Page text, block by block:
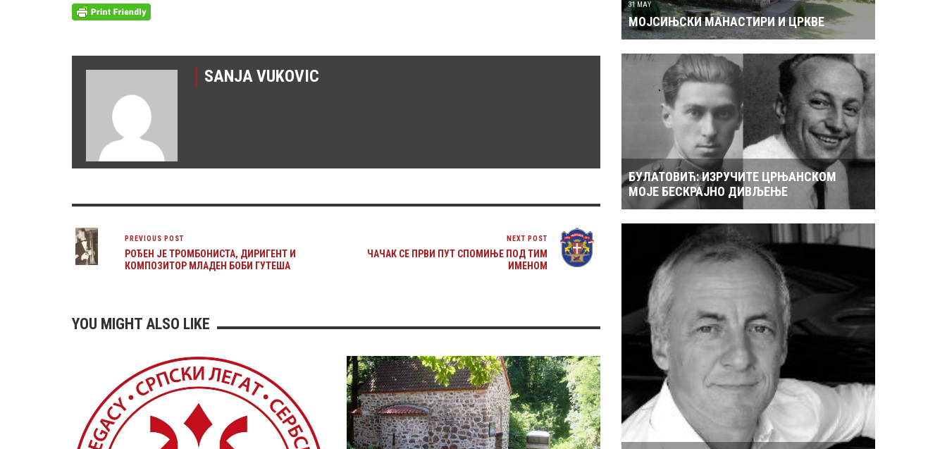
SANJA VUKOVIC
PREVIOUS POST
РОЂЕН ЈЕ ТРОМБОНИСТА, ДИРИГЕНТ И
КОМПОЗИТОР МЛАДЕН БОБИ ГУТЕША
NEXT POST
ЧАЧАК СЕ ПРВИ ПУТ СПОМИЊЕ ПОД ТИМ
ИМЕНОМ
YOU MIGHT ALSO LIKE
31 MAY
МОЈСИЊСКИ МАНАСТИРИ И ЦРКВЕ
БУЛАТОВИЋ: ИЗРУЧИТЕ ЦРЊАНСКОМ
МОЈЕ БЕСКРАЈНО ДИВЉЕЊЕ